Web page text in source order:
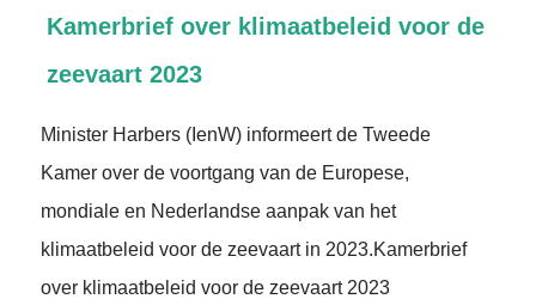
Kamerbrief over klimaatbeleid voor de
zeevaart 2023
Minister Harbers (IenW) informeert de Tweede
Kamer over de voortgang van de Europese,
mondiale en Nederlandse aanpak van het
klimaatbeleid voor de zeevaart in 2023.Kamerbrief
over klimaatbeleid voor de zeevaart 2023